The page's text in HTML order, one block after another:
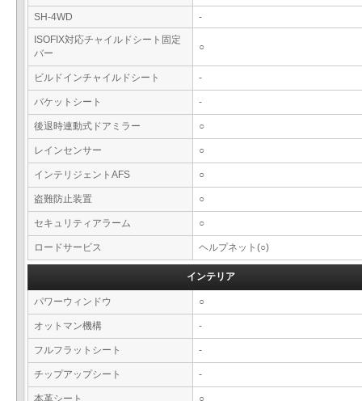
SH-4WD
-
ISOFIX対応チャイルドシート固定
バー
○
ビルドインチャイルドシート -
バケットシート -
後退時連動式ドアミラー ○
レインセンサー ○
インテリジェントAFS ○
盗難防止装置 ○
セキュリティアラーム ○
ロードサービス ヘルプネット(○)
インテリア
パワーウィンドウ ○
オットマン機構 -
フルフラットシート -
チップアップシート -
本革シート ○